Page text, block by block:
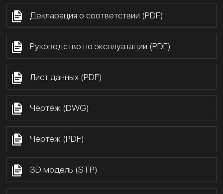
Декларация о соответствии (PDF)
Руководство по эксплуатации (PDF)
Лист данных (PDF)
Чертёж (DWG)
Чертёж (PDF)
3D модель (STP)